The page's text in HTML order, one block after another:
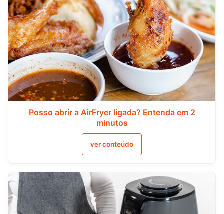
Posso abrir a AirFryer ligada? Entenda em 2
minutos
ver conteúdo